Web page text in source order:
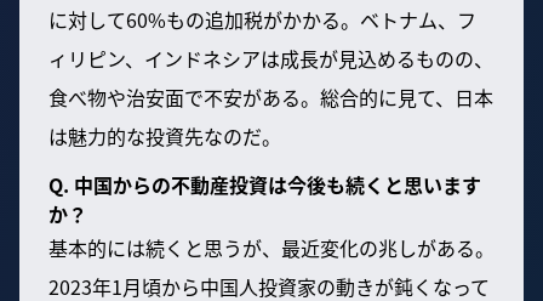
に対して60%もの追加税がかかる。ベトナム、フ
ィリピン、インドネシアは成長が見込めるものの、
食べ物や治安面で不安がある。総合的に見て、日本
は魅力的な投資先なのだ。
Q. 中国からの不動産投資は今後も続くと思います
か？
基本的には続くと思うが、最近変化の兆しがある。
2023年1月頃から中国人投資家の動きが鈍くなって